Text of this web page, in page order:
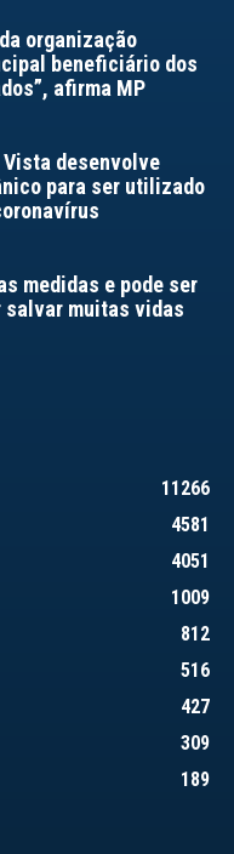
organização
beneficiário dos
afirma MP
Vista desenvolve
para ser utilizado
medidas e pode ser
salvar muitas vidas
11266
4581
4051
1009
812
516
427
309
189